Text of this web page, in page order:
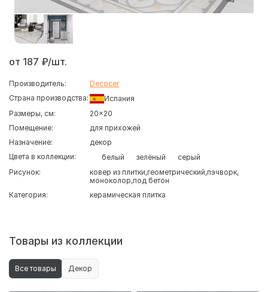
от 187 ₽/шт.
Производитель:
Decocer
Страна производства:
Испания
Размеры, см:
20x20
Помещение:
для прихожей
Назначение:
декор
Цвета в коллекции:
белый зелёный
серый
Рисунок:
ковер из плитки геометрический пэчворк
моноколор под бетон
Категория:
керамическая плитка
Товары из коллекции
Все товары Декор